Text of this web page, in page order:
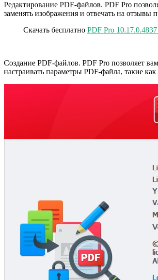
Редактирование PDF-файлов. PDF Pro
заменять изображения и отвечать на отзывы
Скачать бесплатно PDF Pro
Создание PDF-файлов. PDF Pro позволяет
настраивать параметры PDF-файла, такие